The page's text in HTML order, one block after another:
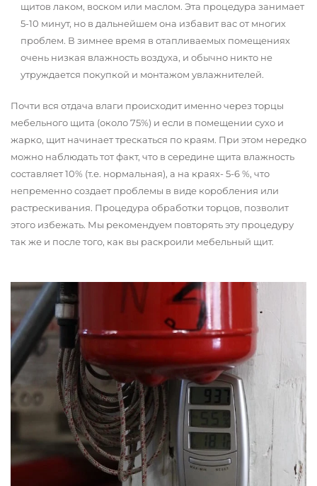
щитов лаком, воском или маслом. Эта процедура занимает
5-10 минут, но в дальнейшем она избавит вас от многих
проблем. В зимнее время в отапливаемых помещениях
очень низкая влажность воздуха, и обычно никто не
утруждается покупкой и монтажом увлажнителей.
Почти вся отдача влаги происходит именно через торцы
мебельного щита (около 75%) и если в помещении сухо и
жарко, щит начинает трескаться по краям. При этом нередко
можно наблюдать тот факт, что в середине щита влажность
составляет 10% (т.е. нормальная), а на краях- 5-6 %, что
непременно создает проблемы в виде коробления или
растрескивания. Процедура обработки торцов, позволит
этого избежать. Мы рекомендуем повторять эту процедуру
так же и после того, как вы раскроили мебельный щит.